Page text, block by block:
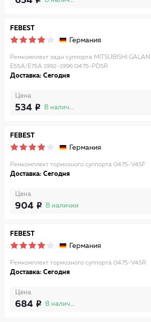
FEBEST
Германия
Ремкомплект задн суппорта MITSUBISHI GALANT
E55A/E75A 1992-1996 0475-PD5R
Доставка: Сегодня
Цена
534 В наличии
FEBEST
Германия
Ремкомплект тормозного суппорта 0475-V45F
Доставка: Сегодня
Цена
904 В наличии
FEBEST
Германия
Ремкомплект тормозного суппорта 0475-V45R
Доставка: Сегодня
Цена
684 В наличии